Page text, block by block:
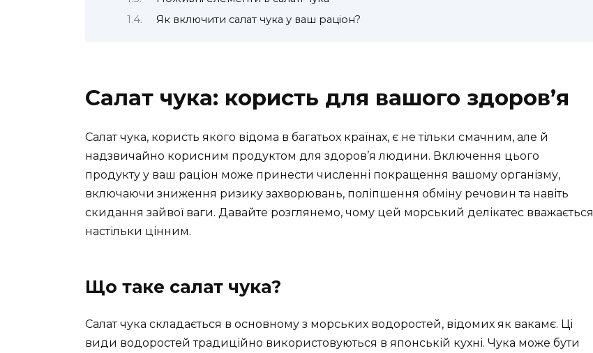
Як включити салат чука у ваш раціон?
Салат чука: користь для вашого здоров’я
Салат чука, користь якого відома в багатьох країнах, є не тільки смачним, але й
надзвичайно корисним продуктом для здоров’я людини. Включення цього
продукту у ваш раціон може принести численні покращення вашому організму,
включаючи зниження ризику захворювань, поліпшення обміну речовин та навіть
скидання зайвої ваги. Давайте розглянемо, чому цей морський делікатес вважається
настільки цінним.
Що таке салат чука?
Салат чука складається в основному з морських водоростей, відомих як вакамє. Ці
види водоростей традиційно використовуються в японській кухні. Чука може бути